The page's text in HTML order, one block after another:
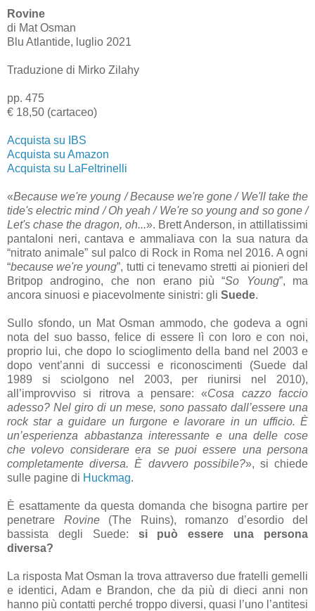
Rovine
di Mat Osman
Blu Atlantide, luglio 2021
Traduzione di Mirko Zilahy
pp. 475
€ 18,50 (cartaceo)
Acquista su IBS
Acquista su Amazon
Acquista su LaFeltrinelli
«Because we're young / Because we're gone / We'll take the
tide's electric mind / Oh yeah / We're so young and so gone /
Let's chase the dragon, oh...». Brett Anderson, in attillatissimi
pantaloni neri, cantava e ammaliava con la sua natura da
“nitrato animale” sul palco di Rock in Roma nel 2016. A ogni
“because we're young”, tutti ci tenevamo stretti ai pionieri del
Britpop androgino, che non erano più “So Young”, ma
ancora sinuosi e piacevolmente sinistri: gli Suede.
Sullo sfondo, un Mat Osman ammodo, che godeva a ogni
nota del suo basso, felice di essere lì con loro e con noi,
proprio lui, che dopo lo scioglimento della band nel 2003 e
dopo vent’anni di successi e riconoscimenti (Suede dal
1989 si sciolgono nel 2003, per riunirsi nel 2010),
all’improvviso si ritrova a pensare: «Cosa cazzo faccio
adesso? Nel giro di un mese, sono passato dall’essere una
rock star a guidare un furgone e lavorare in un ufficio. È
un’esperienza abbastanza interessante e una delle cose
che volevo considerare era se puoi essere una persona
completamente diversa. È davvero possibile?», si chiede
sulle pagine di Huckmag.
È esattamente da questa domanda che bisogna partire per
penetrare Rovine(The Ruins), romanzo d’esordio del
bassista degli Suede: si può essere una persona
diversa?
La risposta Mat Osman la trova attraverso due fratelli gemelli
e identici, Adam e Brandon, che da più di dieci anni non
hanno più contatti perché troppo diversi, quasi l’uno l’antitesi